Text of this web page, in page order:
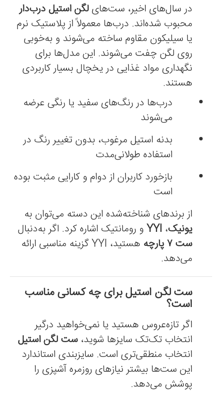
در سال‌های اخیر، ست‌هایلگن استیل درب‌دار
محبوب شده‌اند. درب‌ها معمولاً از پلاستیک نرم
یا سیلیکون مقاوم ساخته می‌شوند و به‌خوبی
روی لگن چفت می‌شوند. این مدل‌ها برای
نگهداری مواد غذایی در یخچال بسیار کاربردی
هستند.
درب‌ها در رنگ‌های سفید یا رنگی عرضه
می‌شوند
بدنه استیل مرغوب، بدون تغییر رنگ در
استفاده طولانی‌مدت
بازخورد کاربران از دوام و کارایی مثبت بوده
است
از برندهای شناخته‌شده این دسته می‌توان به
یونیک، YYI و رومانتیک اشاره کرد. اگر به‌دنبال
ست ۷ پارچه
هستید، YYI گزینه مناسبی ارائه
می‌دهد.
ست لگن استیل برای چه کسانی مناسب
است؟
اگر تازه‌عروس هستید یا نمی‌خواهید درگیر
انتخاب تک‌تک سایزها شوید، ست لگن استیل
انتخاب منطقی‌تری است. سایزبندی استاندارد
این ست‌ها بیشتر نیازهای روزمره آشپزی را
پوشش می‌دهد.